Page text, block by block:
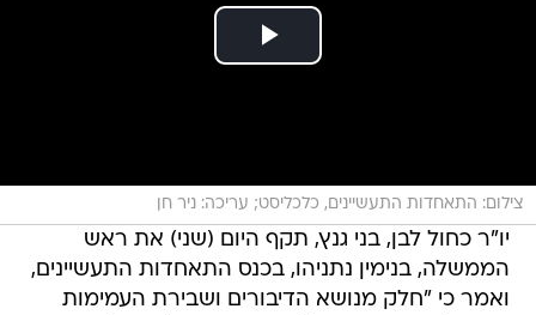
צילום: התאחדות התעשיינים, כלכליסט; עריכה: ניר חן
יו"ר כחול לבן, בני גנץ, תקף היום (שני) את ראש
הממשלה, בנימין נתניהו, בכנס התאחדות התעשיינים,
ואמר כי "חלק מנושא הדיבורים ושבירת העמימות